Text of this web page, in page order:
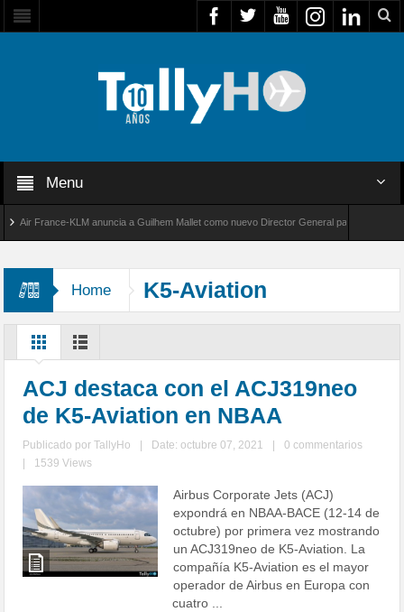
Menu
France-KLM anuncia a Guilhem Mallet como nuevo Director General para América Latina
Home K5-Aviation
ACJ destaca con el ACJ319neo
de K5-Aviation en NBAA
Publicado porTallyHo Date: octubre 07, 2021
0 commentarios
1539 Views
Airbus Corporate Jets (ACJ)
expondrá en NBAA-BACE (12-14 de
octubre) por primera vez mostrando
un ACJ319neo de K5-Aviation. La
compañía K5-Aviation es el mayor
operador de Airbus en Europa con
cuatro ...